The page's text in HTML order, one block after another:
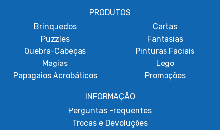
PRODUTOS
Brinquedos
Puzzles
Quebra-Cabeças
Magias
Papagaios Acrobáticos
Cartas
Fantasias
Pinturas Faciais
Lego
Promoções
INFORMAÇÃO
Perguntas Frequentes
Trocas e Devoluções